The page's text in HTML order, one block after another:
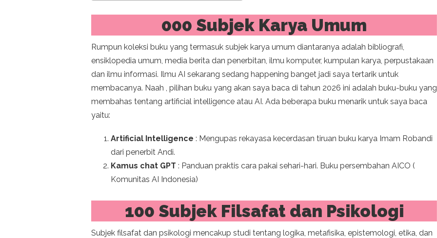
000 Subjek Karya Umum
Rumpun koleksi buku yang termasuk subjek karya umum diantaranya adalah bibliografi,
ensiklopedia umum, media berita dan penerbitan, ilmu komputer, kumpulan karya, perpustakaan
dan ilmu informasi. Ilmu AI sekarang sedang happening banget jadi saya tertarik untuk
membacanya. Naah , pilihan buku yang akan saya baca di tahun 2026 ini adalah buku-buku yang
membahas tentang artificial intelligence atau AI. Ada beberapa buku menarik untuk saya baca
yaitu:
Artificial Intelligence : Mengupas rekayasa kecerdasan tiruan buku karya Imam Robandi
dari penerbit Andi.
Kamus chat GPT : Panduan praktis cara pakai sehari-hari. Buku persembahan AICO (
Komunitas AI Indonesia)
100 Subjek Filsafat dan Psikologi
Subjek filsafat dan psikologi mencakup studi tentang logika, metafisika, epistemologi, etika, dan